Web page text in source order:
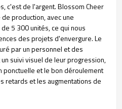
c'est de l'argent. Blossom Cheer
production, avec une
5 300 unités, ce qui nous
des projets d'envergure. Le
par un personnel et des
suivi visuel de leur progression,
ponctuelle et le bon déroulement
retards et les augmentations de